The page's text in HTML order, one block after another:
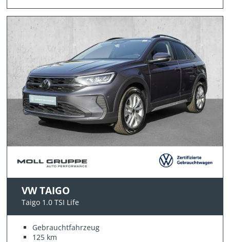
VW TAIGO
Taigo 1.0 TSI Life
Gebrauchtfahrzeug
125 km